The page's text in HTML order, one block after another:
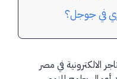
في جوجل؟
الالكترونية في مصر